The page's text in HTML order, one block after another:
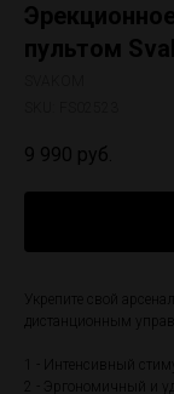
пультом
9 990 руб.
Укрепите свой
дистанционным
1 - Интенсивный
2 - Эргономичный и